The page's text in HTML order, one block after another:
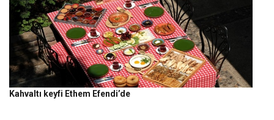
Kahvaltı keyfi Ethem Efendi’de